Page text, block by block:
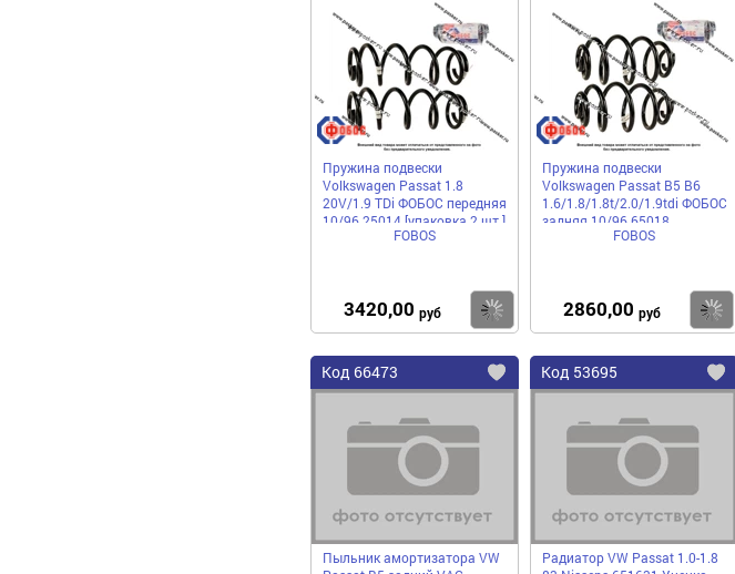
избранное
Пружина подвески
Volkswagen Passat 1.8
20V/1.9 TDi ФОБОС передняя
10/96 25014 [упаковка 2 шт.]
FOBOS
3420,00 руб Купить
Пружина подвески
Volkswagen Passat B5 В6
1.6/1.8/1.8t/2.0/1.9tdi ФОБОС
задняя 10/96 65018
[упаковка 2 шт.]
FOBOS
2860,00 руб
Код 66473
Добавить
избранное
Пыльник амортизатора VW
Код 53695
Радиатор VW Passat 1.0-1.8